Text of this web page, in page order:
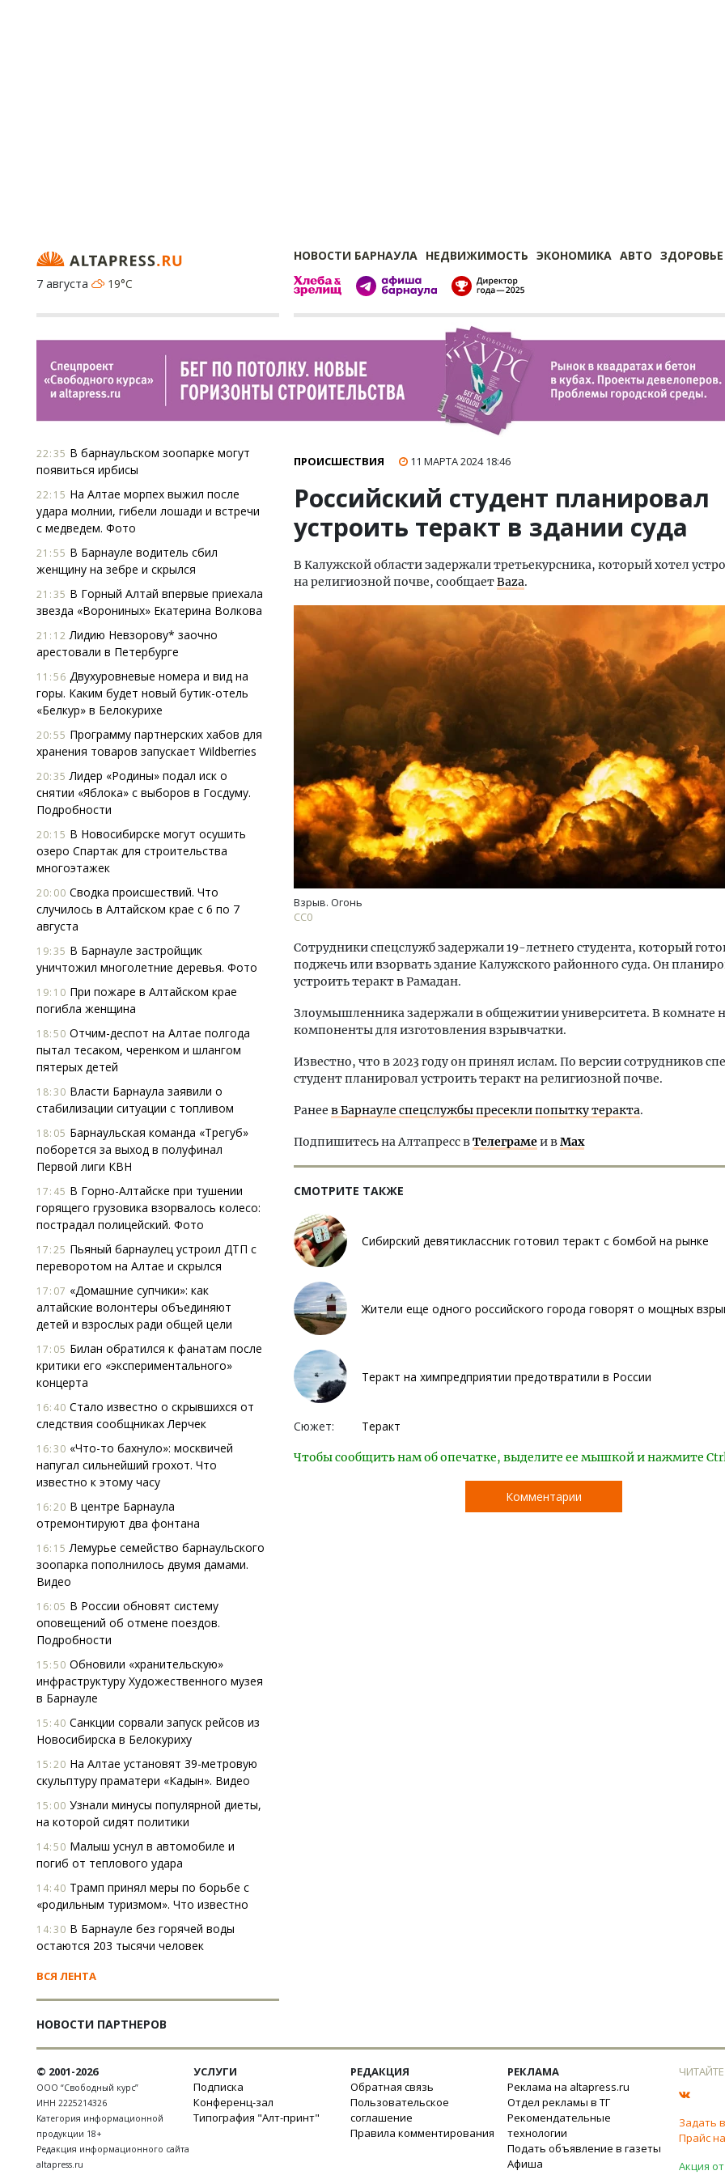
НОВОСТИ БАРНАУЛА НЕДВИЖИМОСТЬ ЭКОНОМИКА АВТО ЗДОРОВЬЕ
7 августа
19°C
22:35 В барнаульском зоопарке могут
появиться ирбисы
22:15 На Алтае морпех выжил после
удара молнии, гибели лошади и встречи
с медведем. Фото
21:55 В Барнауле водитель сбил
женщину на зебре и скрылся
21:35 В Горный Алтай впервые приехала
звезда «Ворониных» Екатерина Волкова
21:12 Лидию Невзорову* заочно
арестовали в Петербурге
11:56 Двухуровневые номера и вид на
горы. Каким будет новый бутик-отель
«Белкур» в Белокурихе
20:55 Программу партнерских хабов для
хранения товаров запускает Wildberries
20:35 Лидер «Родины» подал иск о
снятии «Яблока» с выборов в Госдуму.
Подробности
20:15 В Новосибирске могут осушить
озеро Спартак для строительства
многоэтажек
20:00 Сводка происшествий. Что
случилось в Алтайском крае с 6 по 7
августа
19:35 В Барнауле застройщик
уничтожил многолетние деревья. Фото
19:10 При пожаре в Алтайском крае
погибла женщина
18:50 Отчим-деспот на Алтае полгода
пытал тесаком, черенком и шлангом
пятерых детей
18:30 Власти Барнаула заявили о
стабилизации ситуации с топливом
18:05 Барнаульская команда «Трегуб»
поборется за выход в полуфинал
Первой лиги КВН
17:45 В Горно-Алтайске при тушении
горящего грузовика взорвалось колесо:
пострадал полицейский. Фото
17:25 Пьяный барнаулец устроил ДТП с
переворотом на Алтае и скрылся
17:07 «Домашние супчики»: как
алтайские волонтеры объединяют
детей и взрослых ради общей цели
17:05 Билан обратился к фанатам после
критики его «экспериментального»
концерта
16:40 Стало известно о скрывшихся от
следствия сообщниках Лерчек
16:30 «Что-то бахнуло»: москвичей
напугал сильнейший грохот. Что
известно к этому часу
16:20 В центре Барнаула
отремонтируют два фонтана
16:15 Лемурье семейство барнаульского
зоопарка пополнилось двумя дамами.
Видео
16:05 В России обновят систему
оповещений об отмене поездов.
Подробности
15:50 Обновили «хранительскую»
инфраструктуру Художественного музея
в Барнауле
15:40 Санкции сорвали запуск рейсов из
Новосибирска в Белокуриху
15:20 На Алтае установят 39-метровую
скульптуру праматери «Кадын». Видео
15:00 Узнали минусы популярной диеты,
на которой сидят политики
14:50 Малыш уснул в автомобиле и
погиб от теплового удара
14:40 Трамп принял меры по борьбе с
«родильным туризмом». Что известно
14:30 В Барнауле без горячей воды
остаются 203 тысячи человек
ВСЯ ЛЕНТА
НОВОСТИ ПАРТНЕРОВ
ПРОИСШЕСТВИЯ 11 МАРТА 202418:46
Российский студент планировал
устроить теракт в здании суда
В Калужской области задержали третьекурсника, который хотел
на религиозной почве, сообщаетBaza.
Взрыв. Огонь
СС0
Сотрудники спецслужб задержали 19-летнего студента, который
поджечь или взорвать здание Калужского районного суда. Он
устроить теракт в Рамадан.
Злоумышленника задержали в общежитии университета. В комнате
компоненты для изготовления взрывчатки.
Известно, что в 2023 году он принял ислам. По версии сотрудников
студент планировал устроить теракт на религиозной почве.
Ранее в Барнауле спецслужбы пресекли попытку теракта.
Подпишитесь на Алтапресс вТелеграмеи вMax
СМОТРИТЕ ТАКЖЕ
Сибирский девятиклассник готовил теракт с бомбой на рынке
Жители еще одного российского города говорят о мощных
Теракт на химпредприятии предотвратили в России
Сюжет: Теракт
Чтобы сообщить нам об опечатке, выделите ее мышкой и нажмите
Комментарии
Ищем новые берега. Гендиректор
«Жилищной инициативы» Юрий
оставаться на плаву, когда рынок
СТРОИТЕЛЬСТВО
Смелость архитектурных
Генеральный директор
© 2001-2026
ООО “Свободный курс”
ИНН 2225214326
Категория информационной
продукции 18+
Редакция информационного сайта
altapress.ru
УСЛУГИ
Подписка
Конференц-зал
Типография "Алт-принт"
РЕДАКЦИЯ
Обратная связь
Пользовательское
соглашение
Правила комментирования
РЕКЛАМА
Реклама на altapress.ru
Отдел рекламы в ТГ
Рекомендательные
технологии
Подать объявление в газеты
Афиша
Задать
Прайс
Акция